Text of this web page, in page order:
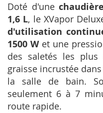
Doté d'une
1,6 L, le XVapor
d'utilisation
1500 Wet une
des saletés les plus
graisse incrustée
la salle de bain.
seulement 6 à 7
route rapide.